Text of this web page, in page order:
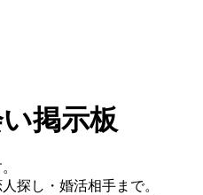
掲示板
探し・婚活相手まで。